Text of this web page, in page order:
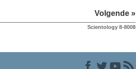
Volgende »
Scientology 8-8008